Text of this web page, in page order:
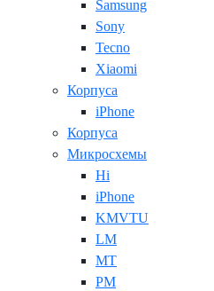
Samsung
Sony
Tecno
Xiaomi
Корпуса
iPhone
Корпуса
Микросхемы
Hi
iPhone
KMVTU
LM
MT
PM